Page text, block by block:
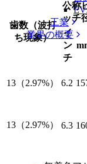
工業
業界の概要
歯数（波打
ち現象）
公称
ッチ
イ
ン
チ
13（2.97%） 6.2
13（2.97%） 6.3